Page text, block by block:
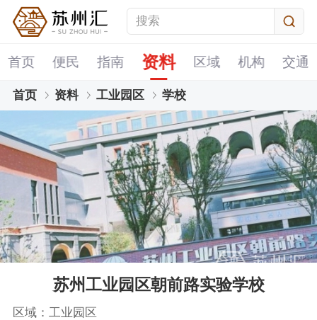
首页 便民 指南 资料 区域 机构 交通
首页 资料 工业园区 学校
苏州工业园区朝前路实验学校
区域：工业园区